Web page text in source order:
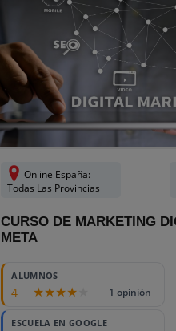
Online España:
Todas Las Provincias
CURSO DE MARKETING
META
ALUMNOS
4 1 opinión
ESCUELA EN GOOGLE